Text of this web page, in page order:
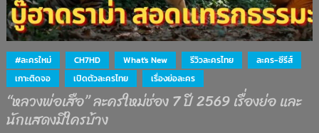
#ละครใหม่ CH7HD What's New รีวิวละครไทย
ละคร-ซีรีส์
เกาะติดจอ
เปิดตัวละครไทย เรื่องย่อละคร
“หลวงพ่อเสือ” ละครใหม่ช่อง 7 ปี 2569 เรื่องย่อ และ
นักแสดงมีใครบ้าง